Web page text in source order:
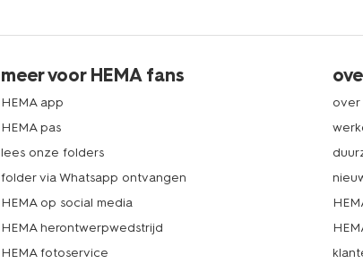
meer voor HEMA fans
HEMA app
HEMA pas
lees onze folders
folder via Whatsapp ontvangen
HEMA op social media
HEMA herontwerpwedstrijd
HEMA fotoservice
over